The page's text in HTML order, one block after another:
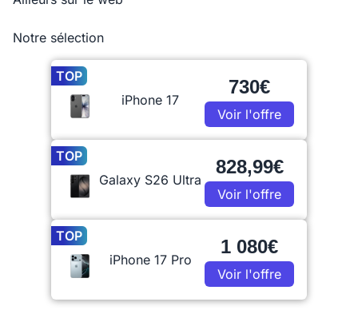
Notre sélection
TOP
iPhone 17
730€
Voir l'offre
TOP
Galaxy S26 Ultra
828,99€
Voir l'offre
TOP
iPhone 17 Pro
1 080€
Voir l'offre